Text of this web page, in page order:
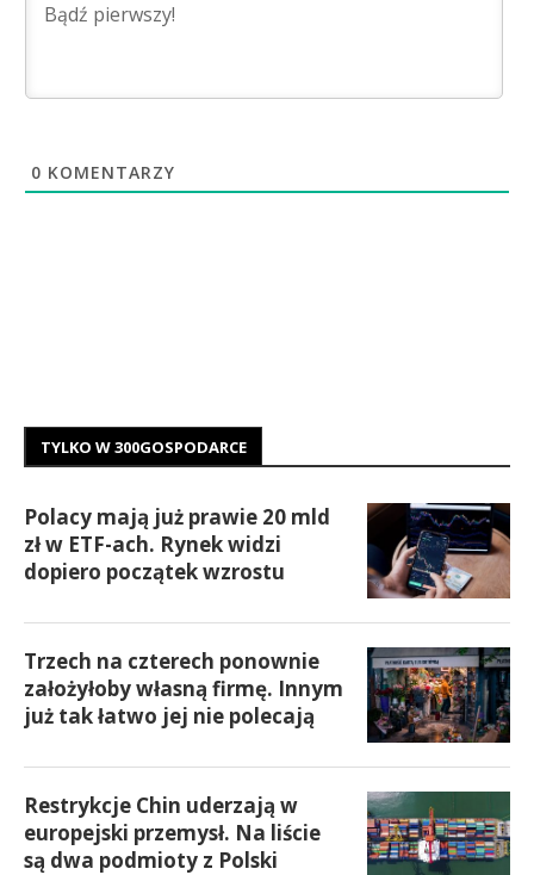
0 KOMENTARZY
TYLKO W 300GOSPODARCE
Polacy mają już prawie 20 mld
zł w ETF-ach. Rynek widzi
dopiero początek wzrostu
Trzech na czterech ponownie
założyłoby własną firmę. Innym
już tak łatwo jej nie polecają
Restrykcje Chin uderzają w
europejski przemysł. Na liście
są dwa podmioty z Polski